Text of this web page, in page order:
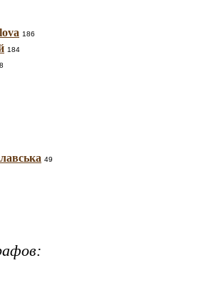
186
184
49